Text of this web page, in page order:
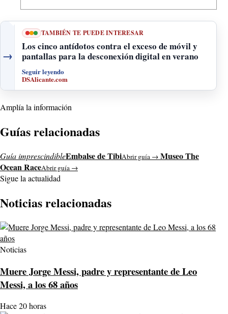
→
TAMBIÉN TE PUEDE INTERESAR
Los cinco antídotos contra el exceso de móvil y
pantallas para la desconexión digital en verano
Seguir leyendo
DSAlicante.com
Amplía la información
Guías relacionadas
Guía imprescindibleEmbalse de TibiAbrir guía → Museo The
Ocean RaceAbrir guía →
Sigue la actualidad
Noticias relacionadas
Noticias
Muere Jorge Messi, padre y representante de Leo
Messi, a los 68 años
Hace 20 horas